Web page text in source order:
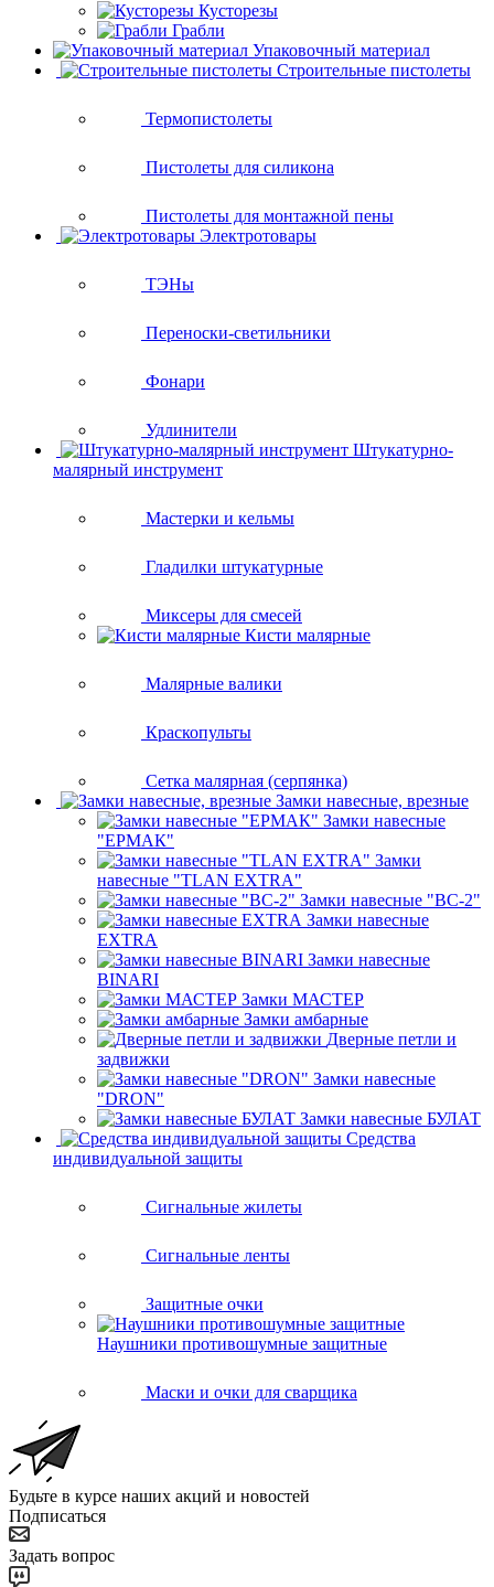
Кусторезы
Грабли
Упаковочный материал
Строительные пистолеты
Термопистолеты
Пистолеты для силикона
Пистолеты для монтажной пены
Электротовары
ТЭНы
Переноски-светильники
Фонари
Удлинители
Штукатурно-
малярный инструмент
Мастерки и кельмы
Гладилки штукатурные
Миксеры для смесей
Кисти малярные
Малярные валики
Краскопульты
Сетка малярная (серпянка)
Замки навесные, врезные
Замки навесные
"ЕРМАК"
Замки
навесные "TLAN EXTRA"
Замки навесные "ВС-2"
Замки навесные
EXTRA
Замки навесные
BINARI
Замки МАСТЕР
Замки амбарные
Дверные петли и
задвижки
Замки навесные
"DRON"
Замки навесные БУЛАТ
Средства
индивидуальной защиты
Сигнальные жилеты
Сигнальные ленты
Защитные очки
Наушники противошумные защитные
Маски и очки для сварщика
Будьте в курсе наших акций и новостей
Подписаться
Задать вопрос